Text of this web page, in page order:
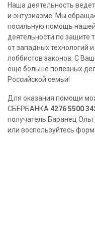
Наша деятельность
и энтузиазме. Мы
посильную помощь
деятельности по защите
от западных технологий
лоббистов законов. С
еще больше полезных
Российской семьи!
Для оказания помощи
СБЕРБАНКА 4276 5500
получатель Баранец
или воспользуйтесь